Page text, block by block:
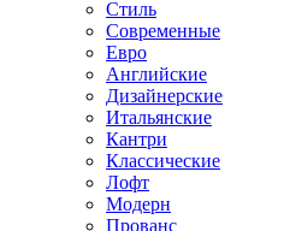
Стиль
Современные
Евро
Английские
Дизайнерские
Итальянские
Кантри
Классические
Лофт
Модерн
Прованс